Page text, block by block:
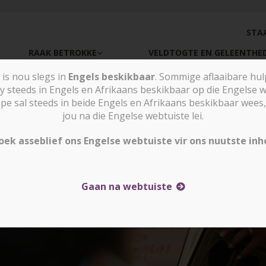
RAAK BETROKKE VELDTOGTE EN
Nuus
nou slegs in Engels beskikbaar. Sommige aflaaibare
steeds in Engels en Afrikaans beskikbaar op die Engelse
sal steeds in beide Engels en Afrikaans beskikbaar
jou na die Engelse webtuiste lei.
asseblief ons Engelse webtuiste vir ons nuutste
Gaan na webtuiste